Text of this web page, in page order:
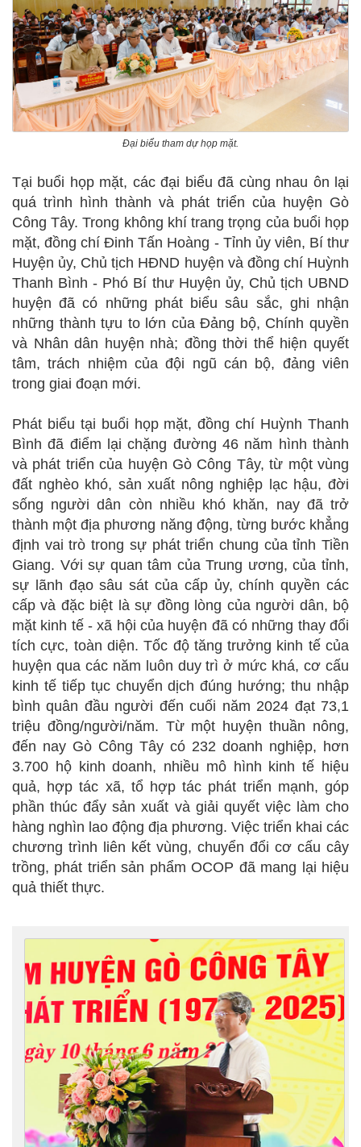
Đại biểu tham dự họp mặt.
Tại buổi họp mặt, các đại biểu đã cùng nhau ôn lại
quá trình hình thành và phát triển của huyện Gò
Công Tây. Trong không khí trang trọng của buổi họp
mặt, đồng chí Đinh Tấn Hoàng - Tỉnh ủy viên, Bí thư
Huyện ủy, Chủ tịch HĐND huyện và đồng chí Huỳnh
Thanh Bình - Phó Bí thư Huyện ủy, Chủ tịch UBND
huyện đã có những phát biểu sâu sắc, ghi nhận
những thành tựu to lớn của Đảng bộ, Chính quyền
và Nhân dân huyện nhà; đồng thời thể hiện quyết
tâm, trách nhiệm của đội ngũ cán bộ, đảng viên
trong giai đoạn mới.
Phát biểu tại buổi họp mặt, đồng chí Huỳnh Thanh
Bình đã điểm lại chặng đường 46 năm hình thành
và phát triển của huyện Gò Công Tây, từ một vùng
đất nghèo khó, sản xuất nông nghiệp lạc hậu, đời
sống người dân còn nhiều khó khăn, nay đã trở
thành một địa phương năng động, từng bước khẳng
định vai trò trong sự phát triển chung của tỉnh Tiền
Giang. Với sự quan tâm của Trung ương, của tỉnh,
sự lãnh đạo sâu sát của cấp ủy, chính quyền các
cấp và đặc biệt là sự đồng lòng của người dân, bộ
mặt kinh tế - xã hội của huyện đã có những thay đổi
tích cực, toàn diện. Tốc độ tăng trưởng kinh tế của
huyện qua các năm luôn duy trì ở mức khá, cơ cấu
kinh tế tiếp tục chuyển dịch đúng hướng; thu nhập
bình quân đầu người đến cuối năm 2024 đạt 73,1
triệu đồng/người/năm. Từ một huyện thuần nông,
đến nay Gò Công Tây có 232 doanh nghiệp, hơn
3.700 hộ kinh doanh, nhiều mô hình kinh tế hiệu
quả, hợp tác xã, tổ hợp tác phát triển mạnh, góp
phần thúc đẩy sản xuất và giải quyết việc làm cho
hàng nghìn lao động địa phương. Việc triển khai các
chương trình liên kết vùng, chuyển đổi cơ cấu cây
trồng, phát triển sản phẩm OCOP đã mang lại hiệu
quả thiết thực.